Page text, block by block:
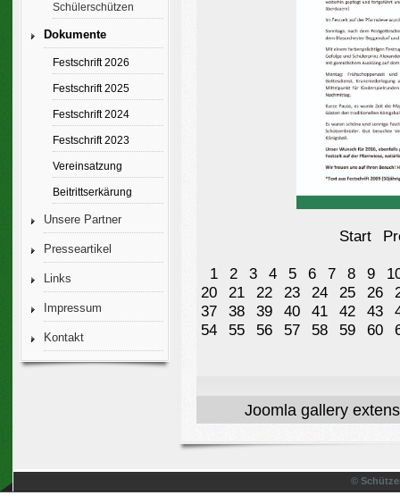
Schülerschützen
Dokumente
Festschrift 2026
Festschrift 2025
Festschrift 2024
Festschrift 2023
Vereinsatzung
Beitrittserkärung
Unsere Partner
Presseartikel
Links
Impressum
Kontakt
Start
1 2 3 4 5 6 7 8 9
20
21 22 23 24 25 26
37
38 39 40 41 42 43
54
55 56 57 58 59 60
Joomla gallery
©